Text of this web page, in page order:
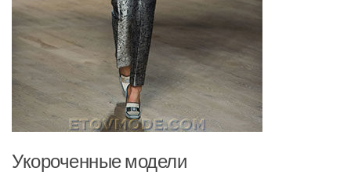
Укороченные модели